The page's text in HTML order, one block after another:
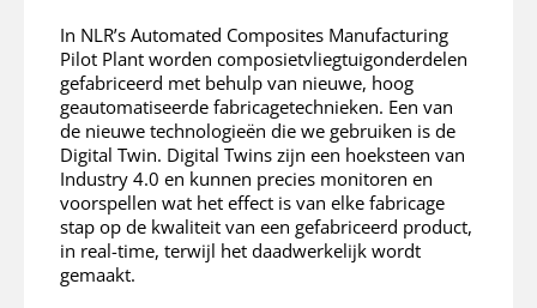
In NLR’s Automated Composites Manufacturing
Pilot Plant worden composietvliegtuigonderdelen
gefabriceerd met behulp van nieuwe, hoog
geautomatiseerde fabricagetechnieken. Een van
de nieuwe technologieën die we gebruiken is de
Digital Twin. Digital Twins zijn een hoeksteen van
Industry 4.0 en kunnen precies monitoren en
voorspellen wat het effect is van elke fabricage
stap op de kwaliteit van een gefabriceerd product,
in real-time, terwijl het daadwerkelijk wordt
gemaakt.